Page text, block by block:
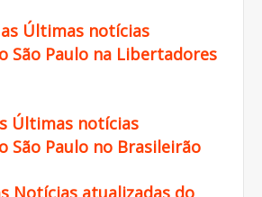
Últimas notícias
São Paulo na Libertadores
Últimas notícias
São Paulo no Brasileirão
Notícias atualizadas do